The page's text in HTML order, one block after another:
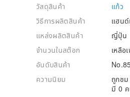
with a soft cloth and
maintain its condition for
วัสดุสินค้า
แก้ว
วิธีการผลิตสินค้า
แฮนด์
แหล่งผลิตสินค้า
ญี่ปุ่น
จำนวนในสต๊อก
เหลือ
อันดับสินค้า
ความนิยม
ถูกช
มี 0